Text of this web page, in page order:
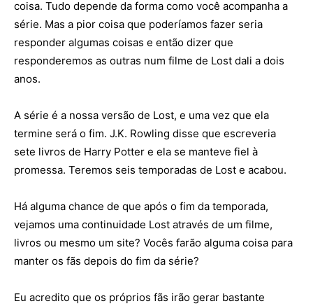
coisa. Tudo depende da forma como você acompanha a
série. Mas a pior coisa que poderíamos fazer seria
responder algumas coisas e então dizer que
responderemos as outras num filme de Lost dali a dois
anos.
A série é a nossa versão de Lost, e uma vez que ela
termine será o fim. J.K. Rowling disse que escreveria
sete livros de Harry Potter e ela se manteve fiel à
promessa. Teremos seis temporadas de Lost e acabou.
Há alguma chance de que após o fim da temporada,
vejamos uma continuidade Lost através de um filme,
livros ou mesmo um site? Vocês farão alguma coisa para
manter os fãs depois do fim da série?
Eu acredito que os próprios fãs irão gerar bastante